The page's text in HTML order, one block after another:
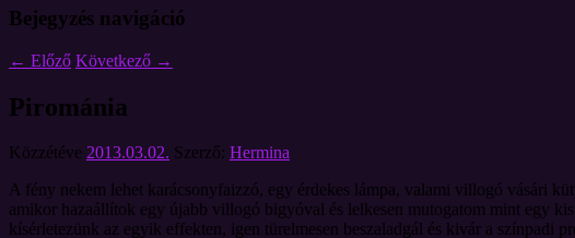
Bejegyzés navigáció
← Előző Következő →
Pirománia
Közzétéve 2013.03.02. Szerző: Hermina
A fény nekem lehet karácsonyfaizzó, egy érdekes lámpa, valami villogó vásári
amikor hazaállítok egy újabb villogó bigyóval és lelkesen mutogatom mint egy
kísérletezünk az egyik effekten, igen türelmesen beszaladgál és kivár a színpadi